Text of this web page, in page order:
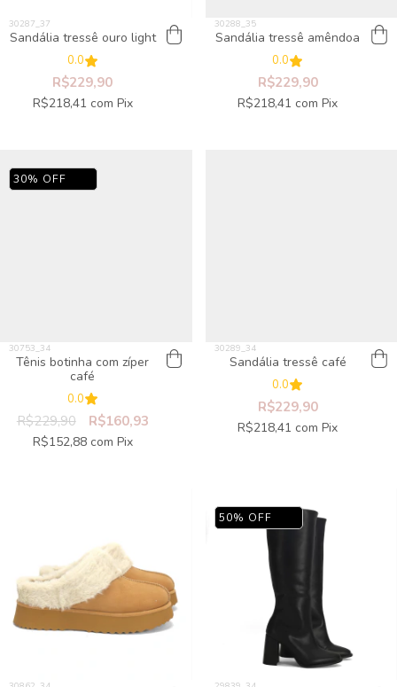
Sandália tressê ouro light
0.0
R$229,90
R$218,41 com Pix
Sandália tressê amêndoa
0.0
R$229,90
R$218,41 com Pix
30% OFF
Tênis botinha com zíper
café
0.0
R$229,90 R$160,93
R$152,88 com Pix
Sandália tressê café
0.0
R$229,90
R$218,41 com Pix
50% OFF